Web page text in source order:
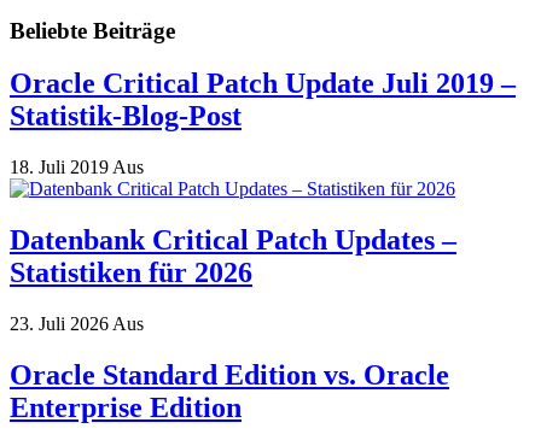
Beliebte Beiträge
Oracle Critical Patch Update Juli 2019 –
Statistik-Blog-Post
18. Juli 2019 Aus
Datenbank Critical Patch Updates –
Statistiken für 2026
23. Juli 2026 Aus
Oracle Standard Edition vs. Oracle
Enterprise Edition